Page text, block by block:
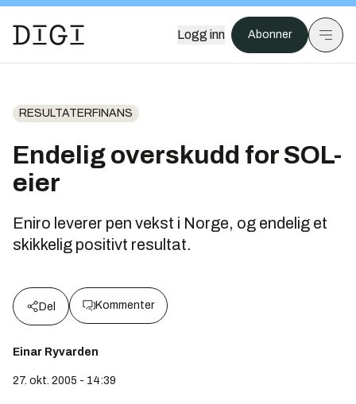
Logg inn Abonner
RESULTATERFINANS
Endelig overskudd for SOL-
eier
Eniro leverer pen vekst i Norge, og endelig et
skikkelig positivt resultat.
Del Kommenter
Einar Ryvarden
27. okt. 2005 - 14:39